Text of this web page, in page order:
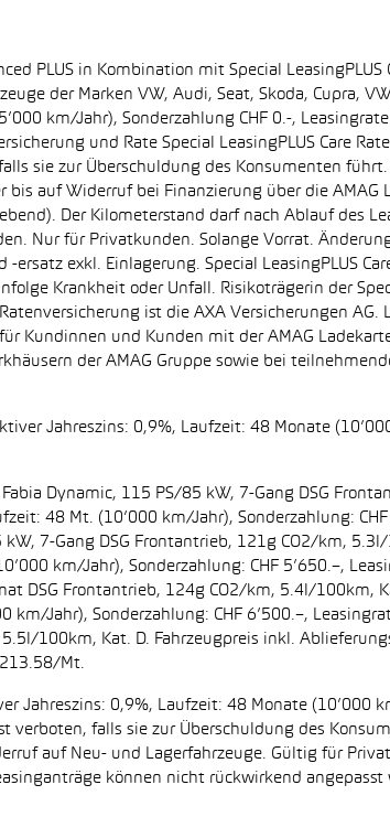
PLUS in Kombination mit Special
der Marken VW, Audi, Seat, Skoda, Cupra,
km/Jahr), Sonderzahlung CHF 0.-,
und Rate Special LeasingPLUS Care
sie zur Überschuldung des Konsumenten
auf Widerruf bei Finanzierung über die AMAG
Der Kilometerstand darf nach Ablauf des
Nur für Privatkunden. Solange Vorrat.
exkl. Einlagerung. Special LeasingPLUS
Krankheit oder Unfall. Risikoträgerin der
ist die AXA Versicherungen
Kundinnen und Kunden mit der AMAG
der AMAG Gruppe sowie bei
Jahreszins: 0,9%, Laufzeit: 48 Monate
Dynamic, 115 PS/85 kW, 7-Gang DSG
48 Mt. (10’000 km/Jahr), Sonderzahlung:
7-Gang DSG Frontantrieb, 121g CO2/km,
km/Jahr), Sonderzahlung: CHF 5’650.–,
DSG Frontantrieb, 124g CO2/km, 5.4l/100km,
Jahr), Sonderzahlung: CHF 6’500.–,
100km, Kat. D. Fahrzeugpreis inkl.
213.58/Mt.
Jahreszins: 0,9%, Laufzeit: 48 Monate (10’000
verboten, falls sie zur Überschuldung des
auf Neu- und Lagerfahrzeuge. Gültig für
können nicht rückwirkend